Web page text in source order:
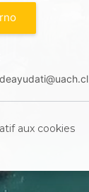
aux cookies